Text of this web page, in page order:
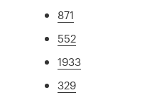
871
552
1933
329